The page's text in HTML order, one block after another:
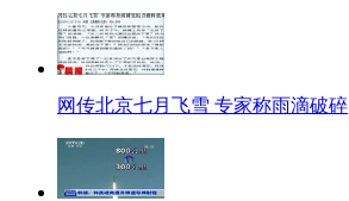
网传北京七月飞雪 专家称雨滴破碎